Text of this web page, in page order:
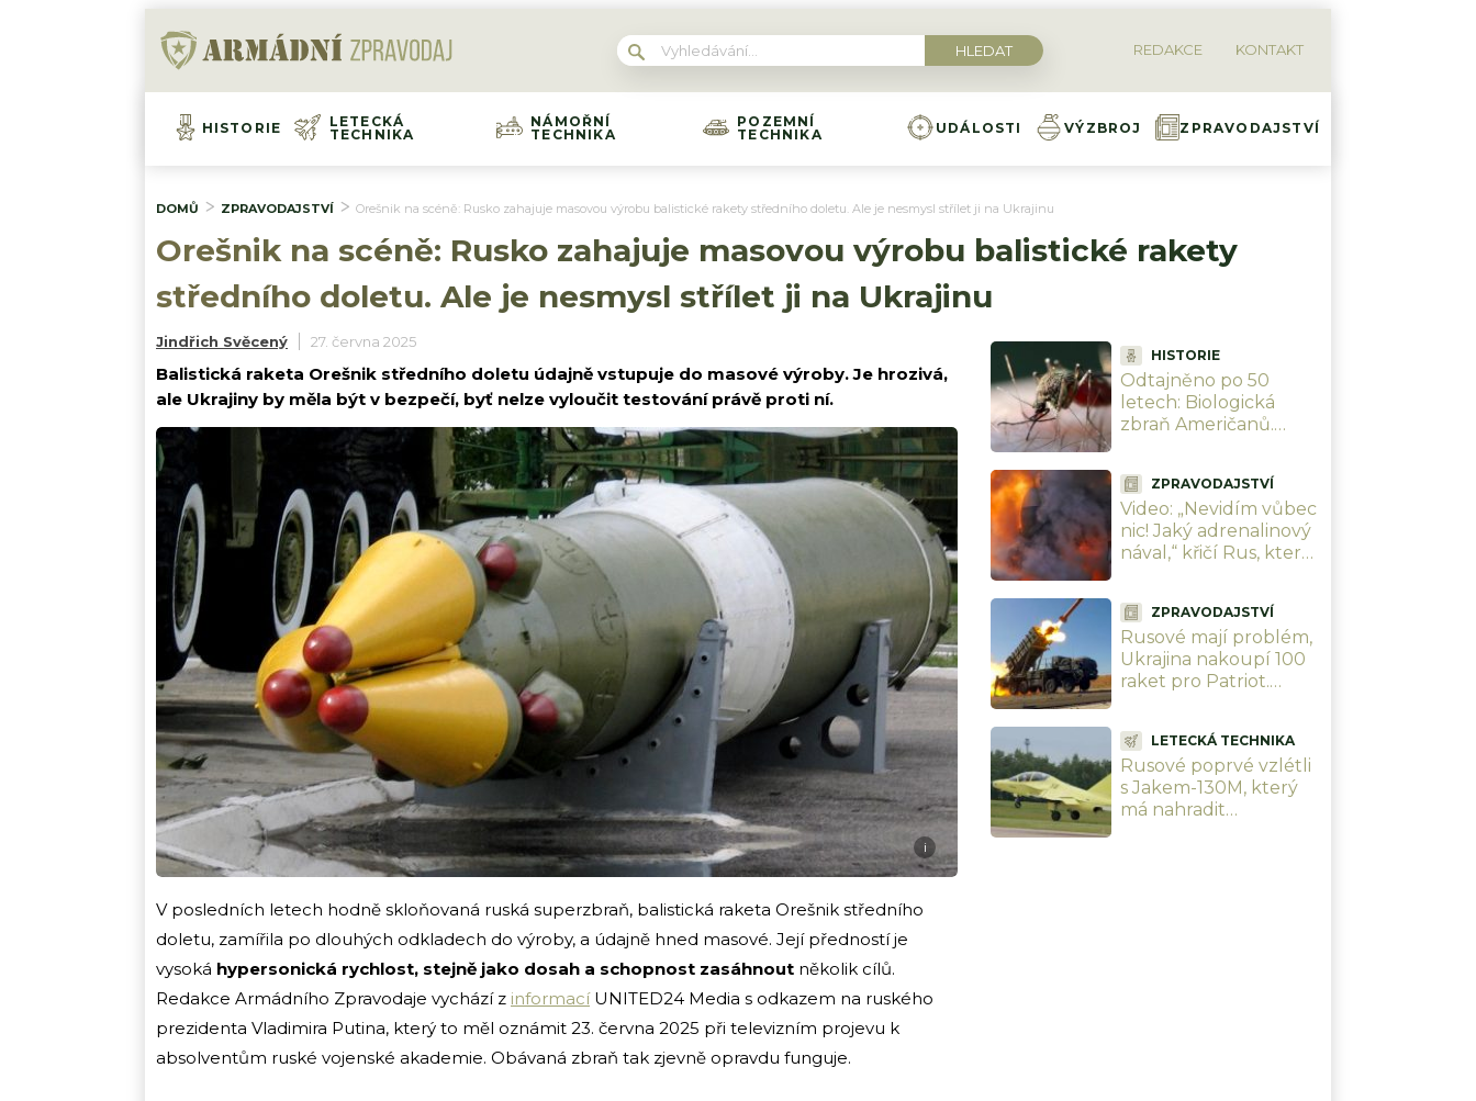
REDAKCE KONTAKT
HISTORIE
LETECKÁ
TECHNIKA
NÁMOŘNÍ
TECHNIKA
POZEMNÍ
TECHNIKA
UDÁLOSTI VÝZBROJ ZPRAVODAJSTVÍ
DOMŮ ZPRAVODAJSTVÍ Orešnik na scéně: Rusko zahajuje masovou výrobu balistické rakety středního doletu. Ale je nesmysl střílet ji na Ukrajinu
Orešnik na scéně: Rusko zahajuje masovou výrobu balistické rakety
středního doletu. Ale je nesmysl střílet ji na Ukrajinu
Jindřich Svěcený 27. června 2025
Balistická raketa Orešnik středního doletu údajně vstupuje do masové výroby. Je hrozivá,
ale Ukrajiny by měla být v bezpečí, byť nelze vyloučit testování právě proti ní.
i
V posledních letech hodně skloňovaná ruská superzbraň, balistická raketa Orešnik středního
doletu, zamířila po dlouhých odkladech do výroby, a údajně hned masové. Její předností je
vysoká hypersonická rychlost, stejně jako dosah a schopnost zasáhnout několik cílů.
Redakce Armádního Zpravodaje vychází z informacíUNITED24 Media s odkazem na ruského
prezidenta Vladimira Putina, který to měl oznámit 23. června 2025 při televizním projevu k
absolventům ruské vojenské akademie. Obávaná zbraň tak zjevně opravdu funguje.
HISTORIE
Odtajněno po 50
letech: Biologická
zbraň Američanů.
shazovali je na
obydlené čtvrti
ZPRAVODAJSTVÍ
Video: „Nevidím vůbec
nic! Jaký adrenalinový
nával,“ křičí Rus, který
cestou na Krym
ZPRAVODAJSTVÍ
Rusové mají problém,
Ukrajina nakoupí 100
raket pro Patriot.
LETECKÁ TECHNIKA
Rusové poprvé vzlétli
s Jakem-130M, který
má nahradit